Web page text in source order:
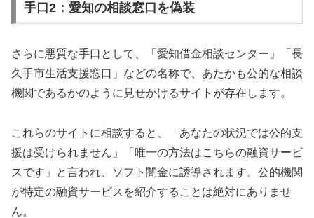
手口2：愛知の相談窓口を偽装
さらに悪質な手口として、「愛知借金相談センター」「長
久手市生活支援窓口」などの名称で、あたかも公的な相談
機関であるかのように見せかけるサイトが存在します。
これらのサイトに相談すると、「あなたの状況では公的支
援は受けられません」「唯一の方法はこちらの融資サービ
スです」と言われ、ソフト闇金に誘導されます。公的機関
が特定の融資サービスを紹介することは絶対にありませ
ん。